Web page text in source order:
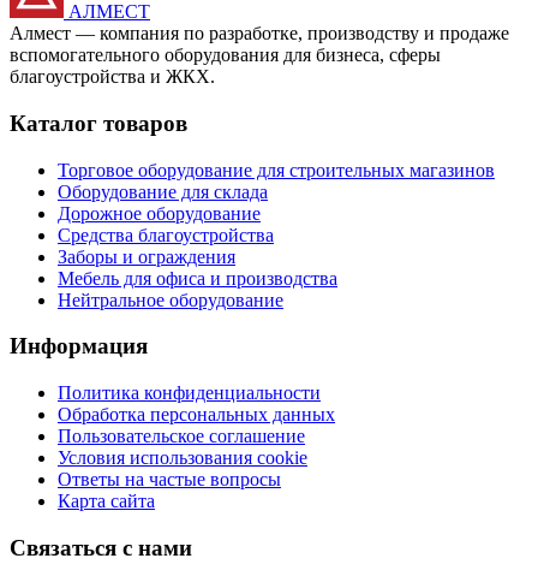
АЛМЕСТ
Алмест — компания по разработке, производству и продаже
вспомогательного оборудования для бизнеса, сферы
благоустройства и ЖКХ.
Каталог товаров
Торговое оборудование для строительных магазинов
Оборудование для склада
Дорожное оборудование
Средства благоустройства
Заборы и ограждения
Мебель для офиса и производства
Нейтральное оборудование
Информация
Политика конфиденциальности
Обработка персональных данных
Пользовательское соглашение
Условия использования cookie
Ответы на частые вопросы
Карта сайта
Связаться с нами